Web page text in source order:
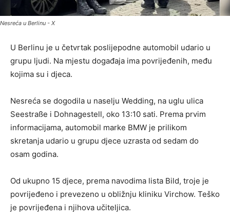
Nesreća u Berlinu - X
U Berlinu je u četvrtak poslijepodne automobil udario u
grupu ljudi. Na mjestu događaja ima povrijeđenih, među
kojima su i djeca.
Nesreća se dogodila u naselju Wedding, na uglu ulica
Seestraße i Dohnagestell, oko 13:10 sati. Prema prvim
informacijama, automobil marke BMW je prilikom
skretanja udario u grupu djece uzrasta od sedam do
osam godina.
Od ukupno 15 djece, prema navodima lista Bild, troje je
povrijeđeno i prevezeno u obližnju kliniku Virchow. Teško
je povrijeđena i njihova učiteljica.